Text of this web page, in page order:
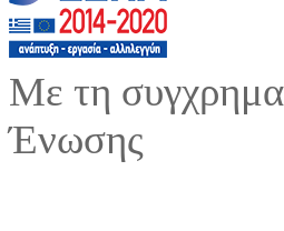
Με τη
Ένωσης